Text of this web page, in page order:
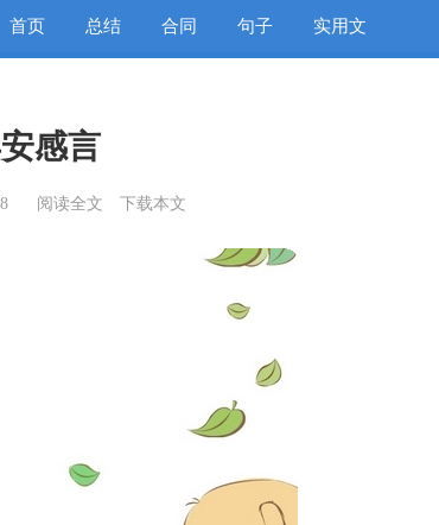
首页 总结 合同 句子 实用文
感言
阅读全文 下载本文